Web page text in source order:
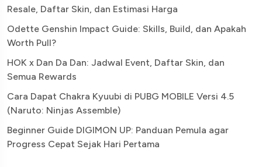
Resale, Daftar Skin, dan Estimasi Harga
Odette Genshin Impact Guide: Skills, Build, dan Apakah
Worth Pull?
HOK x Dan Da Dan: Jadwal Event, Daftar Skin, dan
Semua Rewards
Cara Dapat Chakra Kyuubi di PUBG MOBILE Versi 4.5
(Naruto: Ninjas Assemble)
Beginner Guide DIGIMON UP: Panduan Pemula agar
Progress Cepat Sejak Hari Pertama